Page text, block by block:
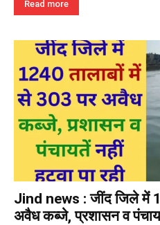
Read more
Jind news : जींद जिले में
अवैध कब्जे, प्रशासन व